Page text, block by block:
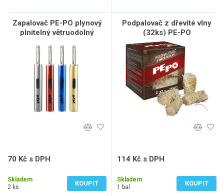
Zapalovač PE-PO plynový
plnitelný větruodolný
70 Kč s DPH
Skladem
2 ks
KOUPIT
Podpalovač z dřevité vlny
(32ks) PE-PO
114 Kč s DPH
Skladem
1 bal
KOUPIT